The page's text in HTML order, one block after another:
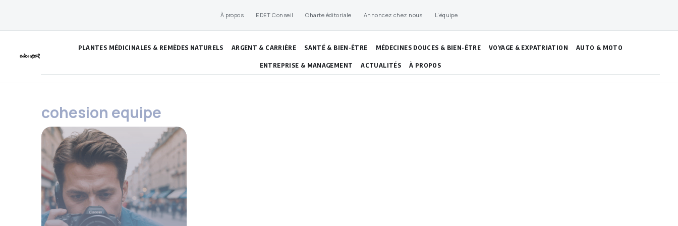
contenu
À propos EDET Conseil Charte éditoriale Annoncez chez nous L’équipe
PLANTES MÉDICINALES & REMÈDES NATURELS ARGENT & CARRIÈRE SANTÉ & BIEN-ÊTRE MÉDECINES DOUCES & BIEN-ÊTRE VOYAGE & EXPATRIATION AUTO & MOTO
ENTREPRISE & MANAGEMENT ACTUALITÉS À PROPOS
cohesion equipe